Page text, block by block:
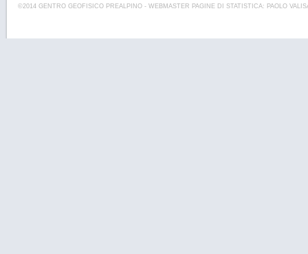
©2014 GENTRO GEOFISICO PREALPINO - WEBMASTER PAGINE DI STATISTICA: PAOLO